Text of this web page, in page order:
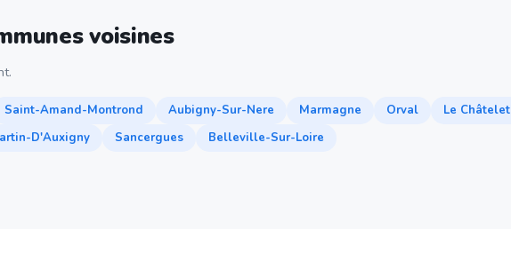
voisines
Saint-Amand-Montrond Aubigny-Sur-Nere Marmagne Orval Le Châtelet
D'Auxigny Sancergues Belleville-Sur-Loire